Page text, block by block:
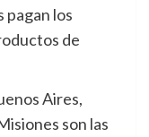
pagan los
de
Aires,
son las